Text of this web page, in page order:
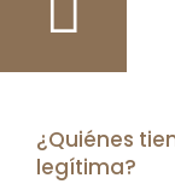
¿Quiénes
legítima?